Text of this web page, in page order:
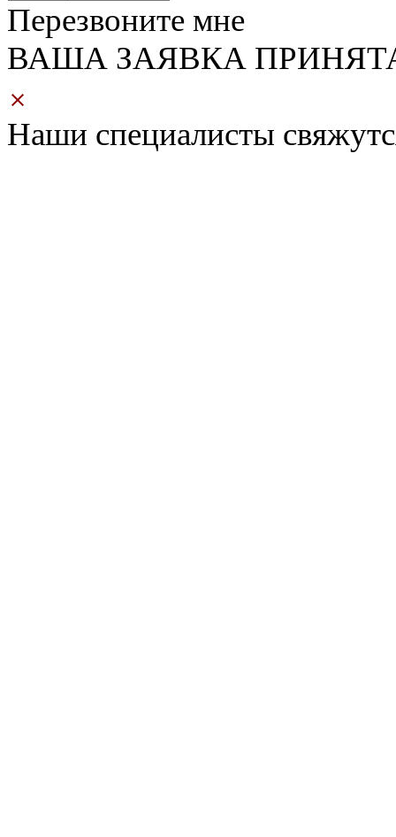
Перезвоните мне
ВАША ЗАЯВКА
Наши специалисты